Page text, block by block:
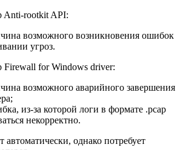
Anti-rootkit API:
возможного возникновения ошибок
угроз.
Firewall for Windows driver:
возможного аварийного завершения
из-за которой логи в формате .pcap
некорректно.
однако потребует